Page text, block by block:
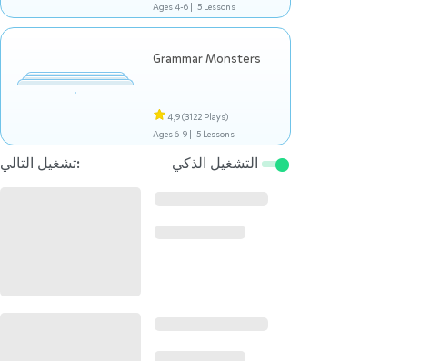
Ages 4-6 | 5 Lessons
Grammar Monsters
4,9(3122 Plays)
Ages 6-9 | 5 Lessons
تشغيل التالي: